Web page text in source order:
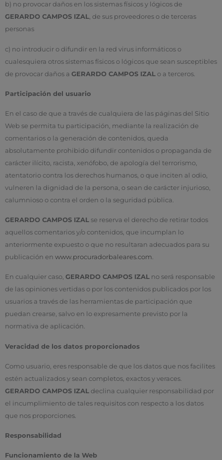
b) no provocar daños en los sistemas físicos y lógicos de
GERARDO CAMPOS IZAL, de sus proveedores o de terceras
personas
c) no introducir o difundir en la red virus informáticos o
cualesquiera otros sistemas físicos o lógicos que sean susceptibles
de provocar daños a GERARDO CAMPOS IZAL o a terceros.
Participación del usuario
En el caso de que a través de cualquiera de las páginas del Sitio
Web se permita tu participación, mediante la realización de
comentarios o la generación de contenidos, queda
absolutamente prohibido difundir contenidos o propaganda de
carácter ilícito, racista, xenófobo, de apología del terrorismo,
atentatorio contra los derechos humanos, o que inciten al odio,
vulneren la dignidad de la persona, o sean de carácter injurioso,
calumnioso o contra el orden o la seguridad pública.
GERARDO CAMPOS IZAL se reserva el derecho de retirar todos
aquellos comentarios y/o contenidos, que incumplan lo
anteriormente expuesto o que no resultaran adecuados para su
publicación en www.procuradorbaleares.com.
En cualquier caso, GERARDO CAMPOS IZAL no será responsable
de las opiniones vertidas o por los contenidos publicados por los
usuarios a través de las herramientas de participación que
puedan crearse, salvo en lo expresamente previsto por la
normativa de aplicación.
Veracidad de los datos proporcionados
Como usuario, eres responsable de que los datos que nos facilites
estén actualizados y sean completos, exactos y veraces.
GERARDO CAMPOS IZAL declina cualquier responsabilidad por
el incumplimiento de tales requisitos con respecto a los datos
que nos proporciones.
Responsabilidad
Funcionamiento de la Web